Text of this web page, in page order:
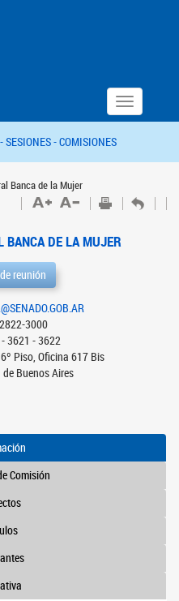
Toggle
navigation
SESIONES -COMISIONES
Banca de la Mujer
BANCA DE LA MUJER
reunión
3000
3621 - 3622
Piso, Oficina 617 Bis
Buenos Aires
Comisión